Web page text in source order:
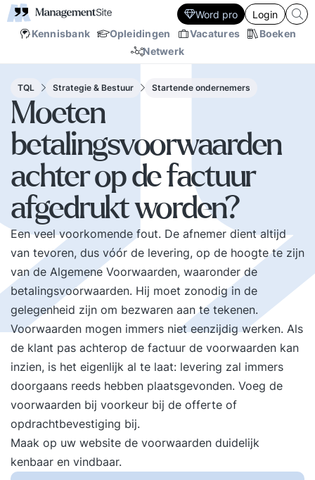
Kennisbank Opleidingen Vacatures
Boeken
Netwerk
Word pro Login
TQL Strategie & Bestuur Startende ondernemers
Moeten
betalingsvoorwaarden
achter op de factuur
afgedrukt worden?
Een veel voorkomende fout. De afnemer dient altijd
van tevoren, dus vóór de levering, op de hoogte te zijn
van de Algemene Voorwaarden, waaronder de
betalingsvoorwaarden. Hij moet zonodig in de
gelegenheid zijn om bezwaren aan te tekenen.
Voorwaarden mogen immers niet eenzijdig werken. Als
de klant pas achterop de factuur de voorwaarden kan
inzien, is het eigenlijk al te laat: levering zal immers
doorgaans reeds hebben plaatsgevonden. Voeg de
voorwaarden bij voorkeur bij de offerte of
opdrachtbevestiging bij.
Maak op uw website de voorwaarden duidelijk
kenbaar en vindbaar.